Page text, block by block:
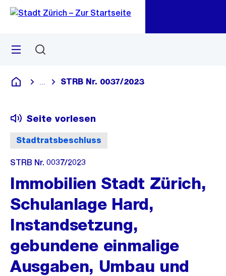
Navigation
Sprunglink
Menü
Deutsch
Blende alle Breadcrumbs ein
STRB Nr. 0037/2023
Stadtratsbeschluss
Seite vorlesen
STRB Nr. 0037/2023
Immobilien Stadt Zürich,
Schulanlage Hard,
Instandsetzung,
gebundene einmalige
Ausgaben, Umbau und